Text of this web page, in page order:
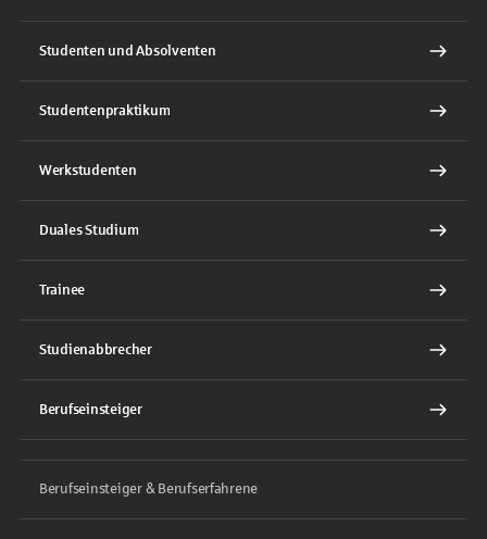
Studenten und Absolventen
Studentenpraktikum
Werkstudenten
Duales Studium
Trainee
Studienabbrecher
Berufseinsteiger
Berufseinsteiger & Berufserfahrene